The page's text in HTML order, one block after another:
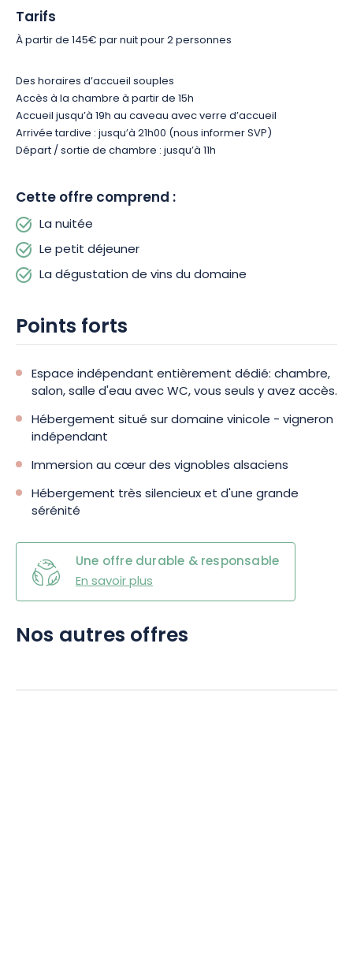
Tarifs
À partir de 145€ par nuit pour 2 personnes
Des horaires d’accueil souples
Accès à la chambre à partir de 15h
Accueil jusqu’à 19h au caveau avec verre d’accueil
Arrivée tardive : jusqu’à 21h00 (nous informer SVP)
Départ / sortie de chambre : jusqu’à 11h
Cette offre comprend :
La nuitée
Le petit déjeuner
La dégustation de vins du domaine
Points forts
Espace indépendant entièrement dédié: chambre,
salon, salle d'eau avec WC, vous seuls y avez accès.
Hébergement situé sur domaine vinicole - vigneron
indépendant
Immersion au cœur des vignobles alsaciens
Hébergement très silencieux et d'une grande
sérénité
Une offre durable & responsable
En savoir plus
Nos autres offres